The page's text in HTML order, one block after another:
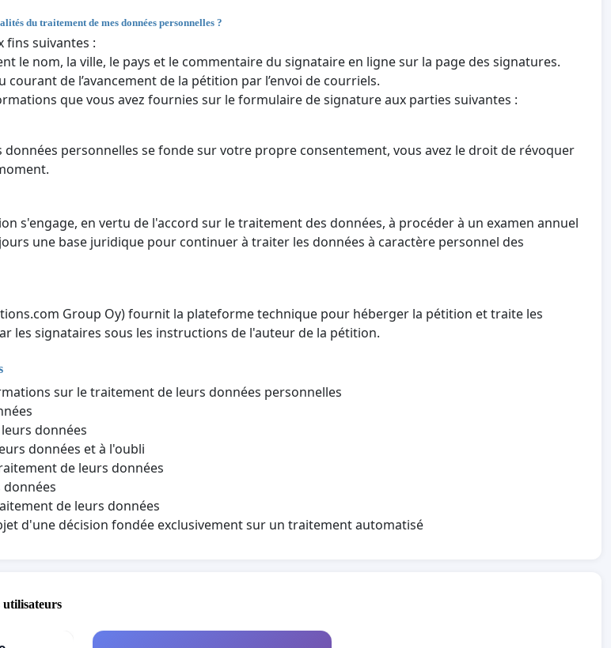
du traitement de mes données personnelles ?
fins suivantes :
le nom, la ville, le pays et le commentaire du signataire en ligne sur la page des signatures.
courant de l’avancement de la pétition par l’envoi de courriels.
que vous avez fournies sur le formulaire de signature aux parties suivantes :
personnelles se fonde sur votre propre consentement, vous avez le droit de révoquer
s'engage, en vertu de l'accord sur le traitement des données, à procéder à un examen annuel
une base juridique pour continuer à traiter les données à caractère personnel des
Group Oy) fournit la plateforme technique pour héberger la pétition et traite les
les signataires sous les instructions de l'auteur de la pétition.
sur le traitement de leurs données personnelles
données
données et à l'oubli
de leurs données
de leurs données
d'une décision fondée exclusivement sur un traitement automatisé
utilisateurs